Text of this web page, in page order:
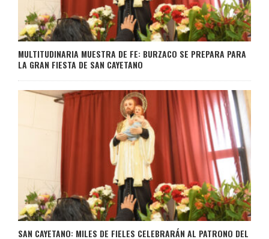
MULTITUDINARIA MUESTRA DE FE: BURZACO SE PREPARA PARA
LA GRAN FIESTA DE SAN CAYETANO
SAN CAYETANO: MILES DE FIELES CELEBRARÁN AL PATRONO DEL